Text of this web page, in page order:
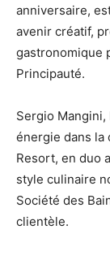
anniversaire,
avenir créatif,
gastronomique
Principauté.
Sergio
énergie dans la
Resort, en duo
style culinaire
Société des
clientèle.